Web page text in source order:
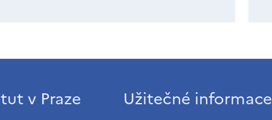
v Praze Užitečné informace